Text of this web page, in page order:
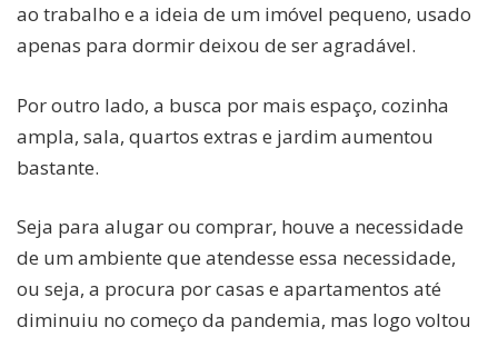
ao trabalho e a ideia de um imóvel pequeno, usado
apenas para dormir deixou de ser agradável.
Por outro lado, a busca por mais espaço, cozinha
ampla, sala, quartos extras e jardim aumentou
bastante.
Seja para alugar ou comprar, houve a necessidade
de um ambiente que atendesse essa necessidade,
ou seja, a procura por casas e apartamentos até
diminuiu no começo da pandemia, mas logo voltou